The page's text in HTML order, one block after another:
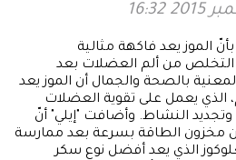
الموز يعد فاكهة مثالية
من ألم العضلات بعد
بالصحة والجمال أن الموز يعد
الذي يعمل على تقوية العضلات
النشاط. وأضافت "إيلي" أنّ
مخزون الطاقة بسرعة بعد ممارسة
الذي يعد أفضل نوع سكر